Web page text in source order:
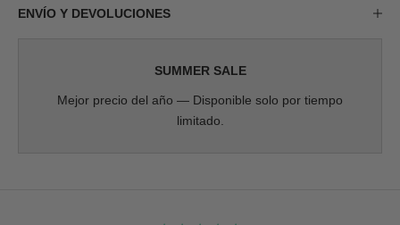
ENVÍO Y DEVOLUCIONES
SUMMER SALE
Mejor precio del año — Disponible solo por tiempo
limitado.